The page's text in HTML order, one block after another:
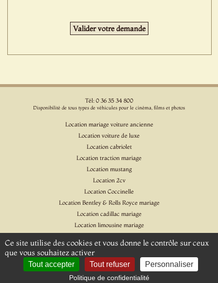
Tél: 0 36 35 34 800
Disponibilité de tous types de véhicules pour le cinéma, films et photos
Location mariage voiture ancienne
Location voiture de luxe
Location cabriolet
Location traction mariage
Location mustang
Location 2cv
Location Coccinelle
Location Bentley & Rolls Royce mariage
Location cadillac mariage
Location limousine mariage
Location Citroen DS
Location Jaguar & Daimler
Ce site utilise des cookies et vous donne le contrôle sur ceux
que vous souhaitez activer
Tout accepter Tout refuser Personnaliser
Politique de confidentialité